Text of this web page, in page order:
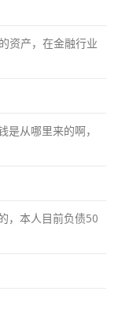
资产，在金融行业
从哪里来的啊，
，本人目前负债50